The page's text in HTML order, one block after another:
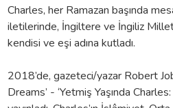
Charles, her Ramazan başında
iletilerinde, İngiltere ve İngiliz
kendisi ve eşi adına kutladı.
2018’de, gazeteci/yazar Robert
Dreams’ - ‘Yetmiş Yaşında